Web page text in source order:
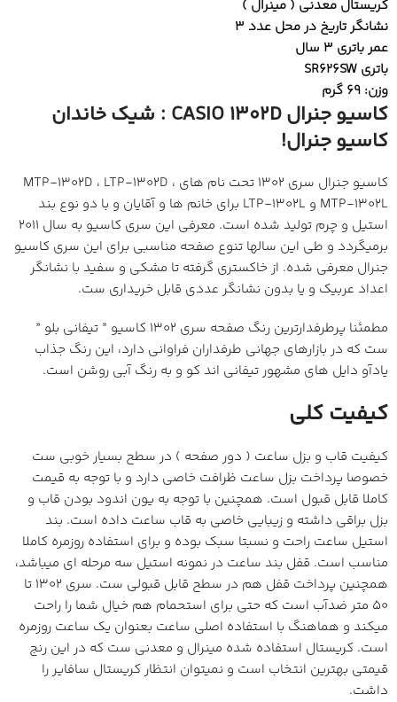
کریستال معدنی ( مینرال )
نشانگر تاریخ در محل عدد 3
عمر باتری 3 سال
باتری SR626SW
وزن: 69 گرم
کاسیو جنرال CASIO 1302D : شیک خاندان
کاسیو جنرال!
کاسیو جنرال سری 1302 تحت نام های MTP-1302D ، LTP-1302D ،
MTP-1302L و LTP-1302L برای خانم ها و آقایان و با دو نوع بند
استیل و چرم تولید شده است. معرفی این سری کاسیو به سال 2011
برمیگردد و طی این سالها تنوع صفحه مناسبی برای این سری کاسیو
جنرال معرفی شده. از خاکستری گرفته تا مشکی و سفید با نشانگر
اعداد عربیک و یا بدون نشانگر عددی قابل خریداری ست.
مطمئنا پرطرفدارترین رنگ صفحه سری 1302 کاسیو ” تیفانی بلو ”
ست که در بازارهای جهانی طرفداران فراوانی دارد، این رنگ جذاب
یادآو دایل های مشهور تیفانی اند کو و به رنگ آبی روشن است.
کیفیت کلی
کیفیت قاب و بزل ساعت ( دور صفحه ) در سطح بسیار خوبی ست
خصوصا پرداخت بزل ساعت ظرافت خاصی دارد و با توجه به قیمت
کاملا قابل قبول است. همچنین با توجه به یون اندود بودن قاب و
بزل براقی داشته و زیبایی خاصی به قاب ساعت داده است. بند
استیل ساعت راحت و نسبتا سبک بوده و برای استفاده روزمره کاملا
مناسب است. قفل بند ساعت در نمونه استیل سه مرحله ای میباشد،
همچنین پرداخت قفل هم در سطح قابل قبولی ست. سری 1302 تا
50 متر ضدآب است که حتی برای استحمام هم خیال شما را راحت
میکند و هماهنگ با استفاده اصلی ساعت بعنوان یک ساعت روزمره
است. کریستال استفاده شده مینرال و معدنی ست که در این رنج
قیمتی بهترین انتخاب است و نمیتوان انتظار کریستال سافایر را
داشت.